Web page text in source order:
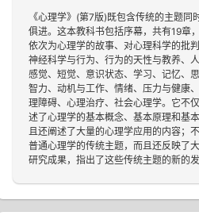
《心理学》(第7版)既包含传统的主题同
俱进。这本教科书包括序幕，共有19章
依次为心理学的故事、对心理科学的批判
神经科学与行为、行为的天性与教养、人
感觉、短觉、意识状态、学习、记忆、
智力、动机与工作、情绪、压力与健康
理障碍、心理治疗、社会心理学。它不
述了心理学的基本概念、基本原理和基
且还阐述了大量的心理学应用的内容；
普通心理学的传统主题，而且还反映了
研究成果，指出了这些传统主题的新的发